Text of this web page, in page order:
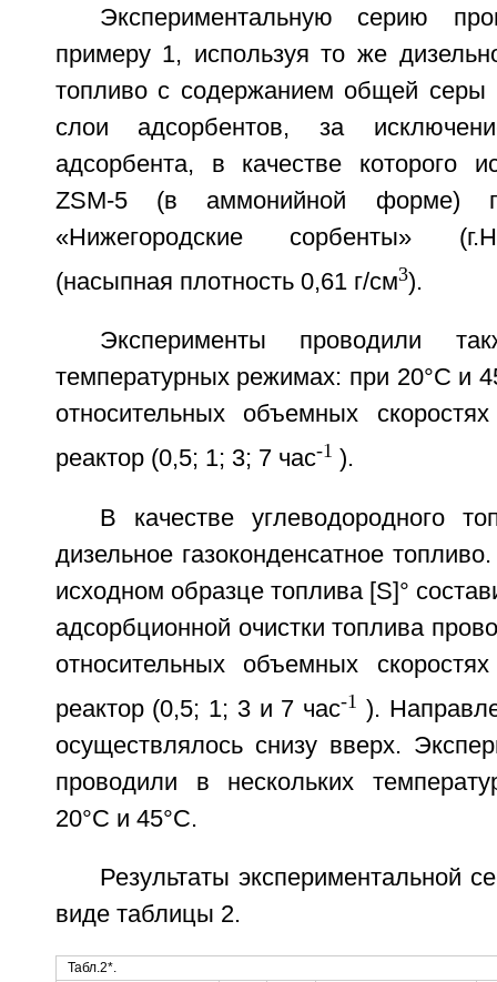
Экспериментальную серию
примеру 1, используя то же
топливо с содержанием общей
слои адсорбентов, за
адсорбента, в качестве которого
ZSM-5 (в аммонийной форме)
«Нижегородские сорбенты»
(насыпная плотность 0,61 г/см3).
Эксперименты проводили
температурных режимах: при 20°C и
относительных объемных
реактор (0,5; 1; 3; 7 час-1 ).
В качестве углеводородного
дизельное газоконденсатное
исходном образце топлива [S]°
адсорбционной очистки топлива
относительных объемных
реактор (0,5; 1; 3 и 7 час-1 ).
осуществлялось снизу вверх.
проводили в нескольких
20°C и 45°C.
Результаты экспериментальной
виде таблицы 2.
Табл.2*.